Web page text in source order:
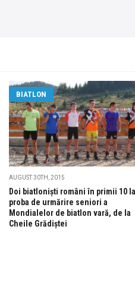
BIATLON
AUGUST 30TH, 2015
Doi biatloniști români în primii 10 la
proba de urmărire seniori a
Mondialelor de biatlon vară, de la
Cheile Grădiștei